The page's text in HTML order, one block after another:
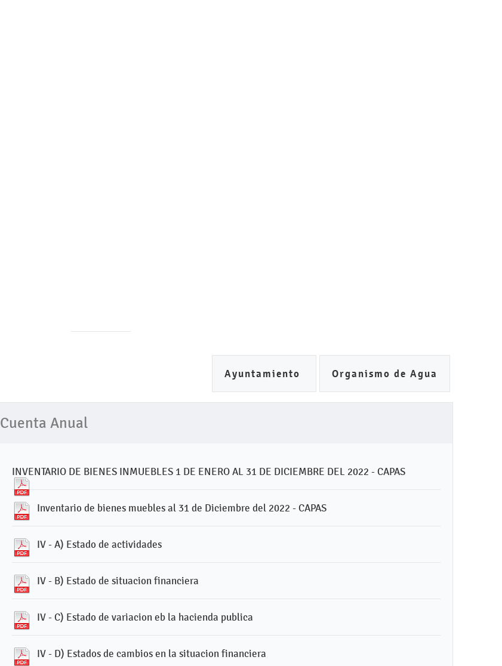
LGCG - Ayto. LDF - CAPAS LGCG - CAPAS
Ayuntamiento Organismo de Agua
Cuenta Anual
INVENTARIO DE BIENES INMUEBLES 1 DE ENERO AL 31 DE DICIEMBRE DEL 2022 - CAPAS
Inventario de bienes muebles al 31 de Diciembre del 2022 - CAPAS
IV - A) Estado de actividades
IV - B) Estado de situacion financiera
IV - C) Estado de variacion eb la hacienda publica
IV - D) Estados de cambios en la situacion financiera